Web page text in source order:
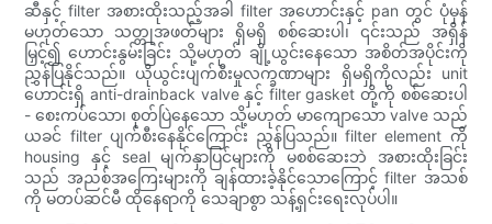
ဆီနှင့် filter အစားထိုးသည့်အခါ filter အဟောင်းနှင့် pan တွင် ပုံမှန်
မဟုတ်သော သတ္တုအဖတ်များ ရှိမရှိ စစ်ဆေးပါ၊ ၎င်းသည် အရှိန်
မြှင့်၍ ဟောင်းနွမ်းခြင်း သို့မဟုတ် ချို့ယွင်းနေသော အစိတ်အပိုင်းကို
ညွှန်ပြနိုင်သည်။ ယိုယွင်းပျက်စီးမှုလက္ခဏာများ ရှိမရှိကိုလည်း unit
ဟောင်းရှိ anti-drainback valve နှင့် filter gasket တို့ကို စစ်ဆေးပါ
- စေးကပ်သော၊ စုတ်ပြဲနေသော သို့မဟုတ် မာကျောသော valve သည်
ယခင် filter ပျက်စီးနေနိုင်ကြောင်း ညွှန်ပြသည်။ filter element ကို
housing နှင့် seal မျက်နှာပြင်များကို မစစ်ဆေးဘဲ အစားထိုးခြင်း
သည် အညစ်အကြေးများကို ချန်ထားခဲ့နိုင်သောကြောင့် filter အသစ်
ကို မတပ်ဆင်မီ ထိုနေရာကို သေချာစွာ သန့်ရှင်းရေးလုပ်ပါ။